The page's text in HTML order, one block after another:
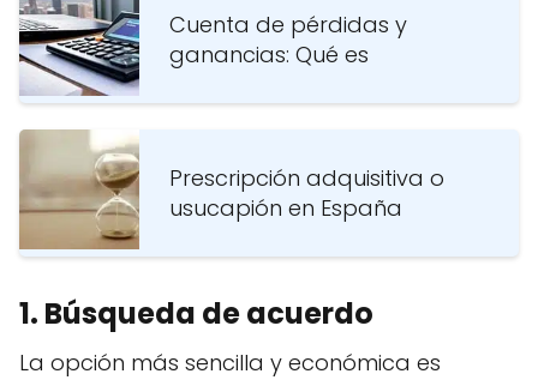
Cuenta de pérdidas y
ganancias: Qué es
Prescripción adquisitiva o
usucapión en España
1. Búsqueda de acuerdo
La opción más sencilla y económica es